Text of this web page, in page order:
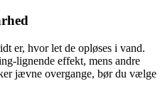
er, hvor let de opløses i vand.
lignende effekt, mens andre
jævne overgange, bør du vælge